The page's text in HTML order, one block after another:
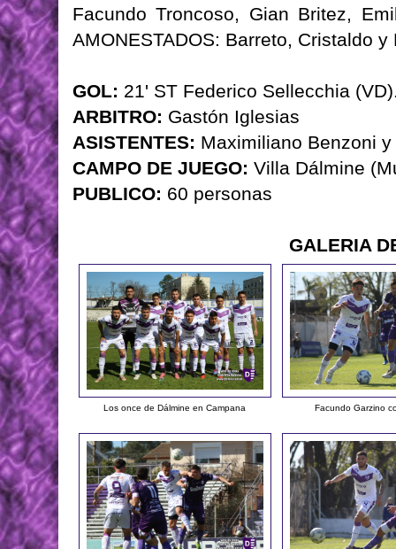
Facundo Troncoso, Gian Britez,
AMONESTADOS: Barreto, Cristaldo y
GOL: 21' ST Federico Sellecchia
ARBITRO: Gastón Iglesias
ASISTENTES: Maximiliano Benzoni
CAMPO DE JUEGO: Villa Dálmine
PUBLICO: 60 personas
GALERIA
Los once de Dálmine en Campana Facundo Garzino